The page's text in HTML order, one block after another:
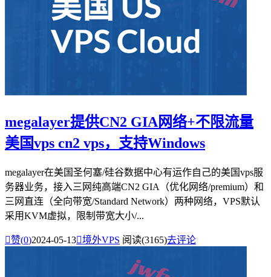
megalayer提供CN2 GIA网络+不限流量
美国vps cn2 vps，支持Windows
megalayer在美国圣何塞/硅谷数据中心有运作自己的美国vps服
务器业务，接入三网纯高端CN2 GIA（优化网络/premium）和
三网直连（全向带宽/Standard Network）两种网络，VPS默认
采用KVM虚拟，限制带宽大小/...
赞(0)2024-05-13境外VPS 阅读(3165)去评论